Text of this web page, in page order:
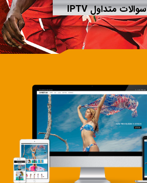
سوالات متداول IPTV